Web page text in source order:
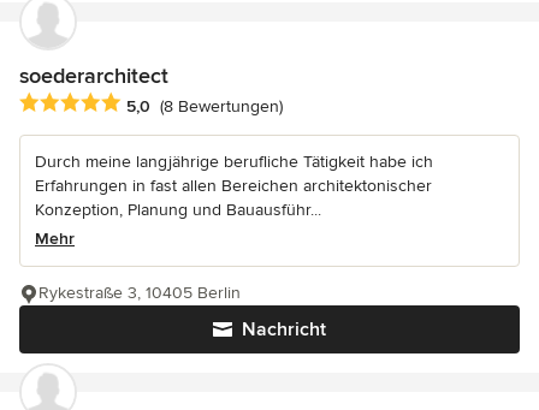
soederarchitect
Durchschnittliche Bewertung: 5 von 5 Sternen
5,0 (8 Bewertungen)
Durch meine langjährige berufliche Tätigkeit habe ich
Erfahrungen in fast allen Bereichen architektonischer
Konzeption, Planung und Bauausführ...
Mehr
Nachricht
Rykestraße 3, 10405 Berlin